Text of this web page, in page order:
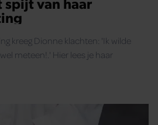
kreeg Dionne klachten: 'Ik wilde
meteen!.' Hier lees je haar